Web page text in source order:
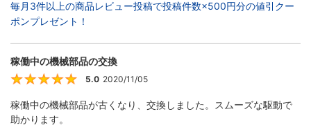
毎月3件以上の商品レビュー投稿で投稿件数×500円分の値引クー
ポンプレゼント！
稼働中の機械部品の交換
5
5.0 2020/11/05
稼働中の機械部品が古くなり、交換しました。スムーズな駆動で
助かります。